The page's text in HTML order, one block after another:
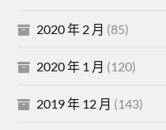
2020 年 2 月 (85)
2020 年 1 月 (120)
2019 年 12 月 (143)